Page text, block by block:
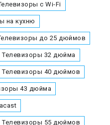
с Wi-Fi
на кухню
до 25 дюймов
Телевизоры 32 дюйма
Телевизоры 40 дюймов
43 дюйма
Телевизоры 55 дюймов